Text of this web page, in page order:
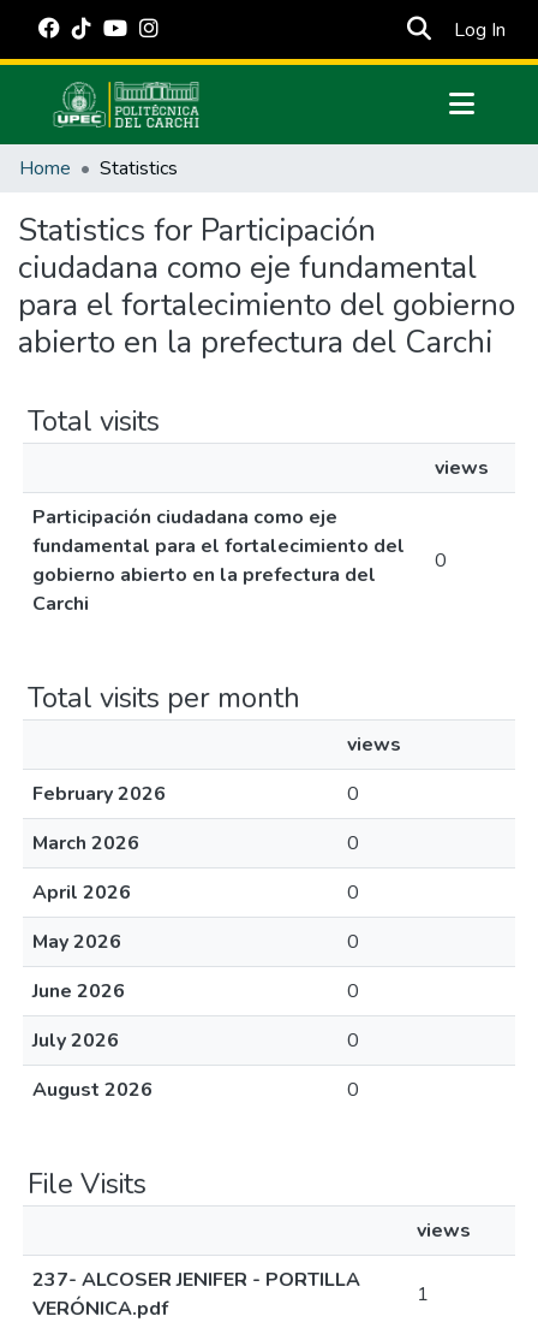
Log In
Communities & Collections
Estadísticas Externas
Manuales
Home Statistics
Statistics for Participación
ciudadana como eje fundamental
para el fortalecimiento del gobierno
abierto en la prefectura del Carchi
Total visits
views
Participación ciudadana como eje
fundamental para el fortalecimiento del
gobierno abierto en la prefectura del
Carchi
0
Total visits per month
views
February 2026
0
March 2026
0
April 2026
0
May 2026
0
June 2026
0
July 2026
0
August 2026
0
File Visits
views
237- ALCOSER JENIFER - PORTILLA
VERÓNICA.pdf
1